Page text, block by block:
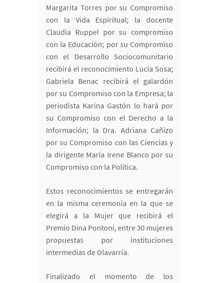
Margarita Torres por su Compromiso
con la Vida Espiritual; la docente
Claudia Ruppel por su compromiso
con la Educación; por su Compromiso
con el Desarrollo Sociocomunitario
recibirá el reconocimiento Lucía Sosa;
Gabriela Benac recibirá el galardón
por su Compromiso con la Empresa; la
periodista Karina Gastón lo hará por
su Compromiso con el Derecho a la
Información; la Dra. Adriana Cañizo
por su Compromiso con las Ciencias y
la dirigente María Irene Blanco por su
Compromiso con la Política.
Estos reconocimientos se entregarán
en la misma ceremonia en la que se
elegirá a la Mujer que recibirá el
Premio Dina Pontoni, entre 30 mujeres
propuestas por instituciones
intermedias de Olavarría.
Finalizado el momento de los